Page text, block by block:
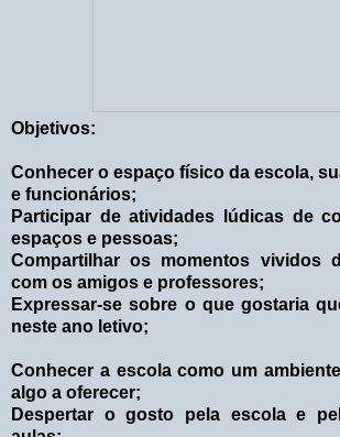
Objetivos:
Conhecer o espaço físico da escola,
e funcionários;
Participar de atividades lúdicas de
espaços e pessoas;
Compartilhar os momentos vividos
com os amigos e professores;
Expressar-se sobre o que gostaria
neste ano letivo;
Conhecer a escola como um
algo a oferecer;
Despertar o gosto pela escola e